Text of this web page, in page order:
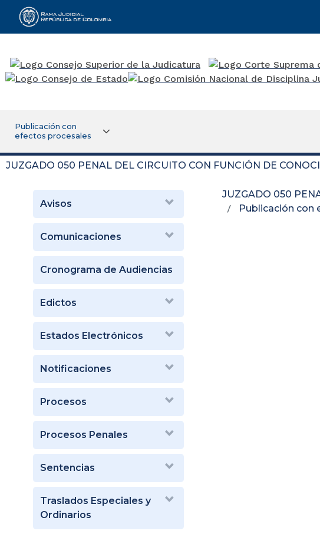
Rama Judicial
Publicación con
efectos procesales
JUZGADO 050 PENAL DEL CIRCUITO CON FUNCIÓN DE
Avisos
Comunicaciones
Cronograma de Audiencias
Edictos
Estados Electrónicos
Notificaciones
Procesos
Procesos Penales
Sentencias
Traslados Especiales y
Ordinarios
JUZGADO 050
Publicación con